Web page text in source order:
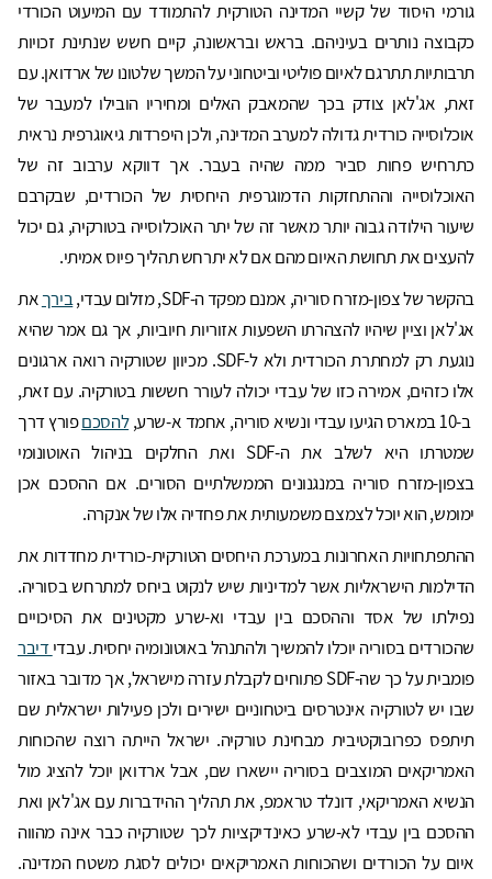
גורמי היסוד של קשיי המדינה הטורקית להתמודד עם המיעוט הכורדי
כקבוצה נותרים בעיניהם. בראש ובראשונה, קיים חשש שנתינת זכויות
תרבותיות תתרגם לאיום פוליטי וביטחוני על המשך שלטונו של ארדואן. עם
זאת, אג'לאן צודק בכך שהמאבק האלים ומחיריו הובילו למעבר של
אוכלוסייה כורדית גדולה למערב המדינה, ולכן היפרדות גיאוגרפית נראית
כתרחיש פחות סביר ממה שהיה בעבר. אך דווקא ערבוב זה של
האוכלוסייה וההתחזקות הדמוגרפית היחסית של הכורדים, שבקרבם
שיעור הילודה גבוה יותר מאשר זה של יתר האוכלוסייה בטורקיה, גם יכול
להעצים את תחושת האיום מהם אם לא יתרחש תהליך פיוס אמיתי.
בהקשר של צפון-מזרח סוריה, אמנם מפקד ה-SDF, מזלום עבדי,
בירךאת
אג'לאן וציין שיהיו להצהרתו השפעות אזוריות חיוביות, אך גם אמר שהיא
נוגעת רק למחתרת הכורדית ולא ל-SDF. מכיוון שטורקיה רואה ארגונים
אלו כזהים, אמירה כזו של עבדי יכולה לעורר חששות בטורקיה. עם זאת,
ב-10 במארס הגיעו עבדי ונשיא סוריה, אחמד א-שרע,
להסכםפורץ דרך
שמטרתו היא לשלב את ה-SDF ואת החלקים בניהול האוטונומי
בצפון-מזרח סוריה במנגנונים הממשלתיים הסורים. אם ההסכם אכן
ימומש, הוא יוכל לצמצם משמעותית את פחדיה אלו של אנקרה.
ההתפתחויות האחרונות במערכת היחסים הטורקית-כורדית מחדדות את
הדילמות הישראליות אשר למדיניות שיש לנקוט ביחס למתרחש בסוריה.
נפילתו של אסד וההסכם בין עבדי וא-שרע מקטינים את הסיכויים
שהכורדים בסוריה יוכלו להמשיך ולהתנהל באוטונומיה יחסית. עבדידיבר
פומבית על כך שה-SDF פתוחים לקבלת עזרה מישראל, אך מדובר באזור
שבו יש לטורקיה אינטרסים ביטחוניים ישירים ולכן פעילות ישראלית שם
תיתפס כפרובוקטיבית מבחינת טורקיה. ישראל הייתה רוצה שהכוחות
האמריקאים המוצבים בסוריה יישארו שם, אבל ארדואן יוכל להציג מול
הנשיא האמריקאי, דונלד טראמפ, את תהליך ההידברות עם אג'לאן ואת
ההסכם בין עבדי לא-שרע כאינדיקציות לכך שטורקיה כבר אינה מהווה
איום על הכורדים ושהכוחות האמריקאים יכולים לסגת משטח המדינה.